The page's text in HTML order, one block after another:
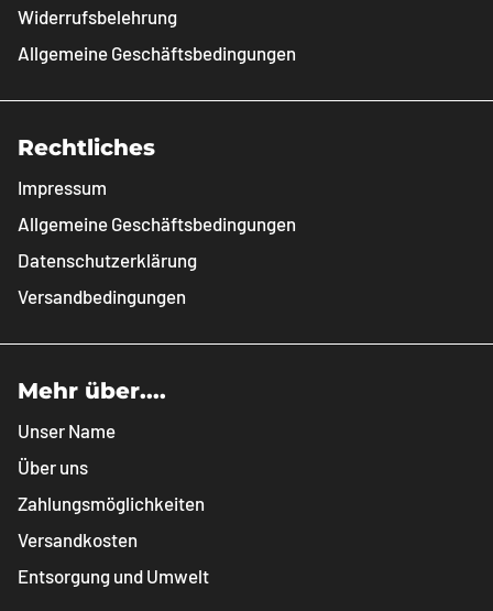
Widerrufsbelehrung
Allgemeine Geschäftsbedingungen
Rechtliches
Impressum
Allgemeine Geschäftsbedingungen
Datenschutzerklärung
Versandbedingungen
Mehr über....
Unser Name
Über uns
Zahlungsmöglichkeiten
Versandkosten
Entsorgung und Umwelt